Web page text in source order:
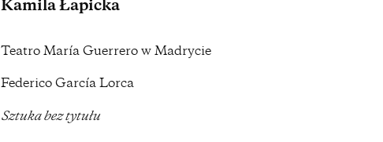
Kamila Łapicka
Teatro María Guerrero w Madrycie
Federico García Lorca
Sztuka bez tytułu